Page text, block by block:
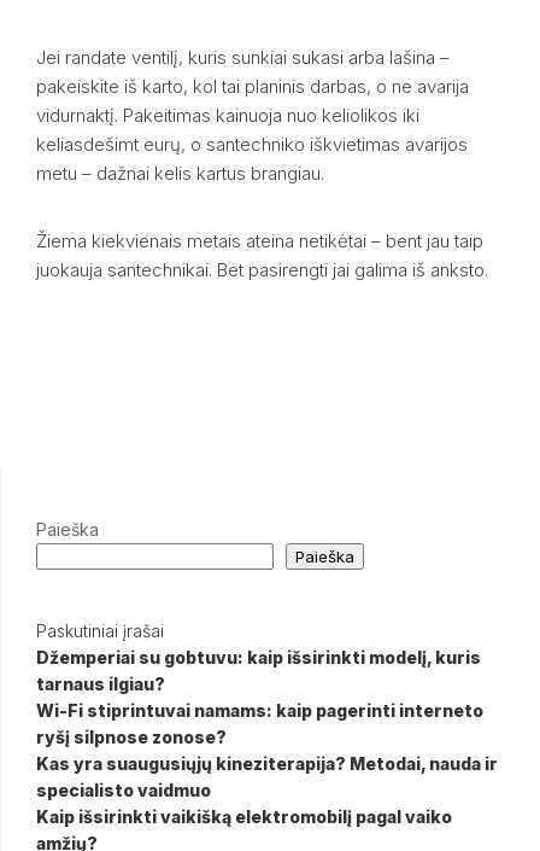
Jei randate ventilį, kuris sunkiai sukasi arba lašina –
pakeiskite iš karto, kol tai planinis darbas, o ne avarija
vidurnaktį. Pakeitimas kainuoja nuo keliolikos iki
keliasdešimt eurų, o santechniko iškvietimas avarijos
metu – dažnai kelis kartus brangiau.
Žiema kiekvienais metais ateina netikėtai – bent jau taip
juokauja santechnikai. Bet pasirengti jai galima iš anksto.
Paieška
Paieška
Paskutiniai įrašai
Džemperiai su gobtuvu: kaip išsirinkti modelį, kuris
tarnaus ilgiau?
Wi-Fi stiprintuvai namams: kaip pagerinti interneto
ryšį silpnose zonose?
Kas yra suaugusiųjų kineziterapija? Metodai, nauda ir
specialisto vaidmuo
Kaip išsirinkti vaikišką elektromobilį pagal vaiko
amžių?